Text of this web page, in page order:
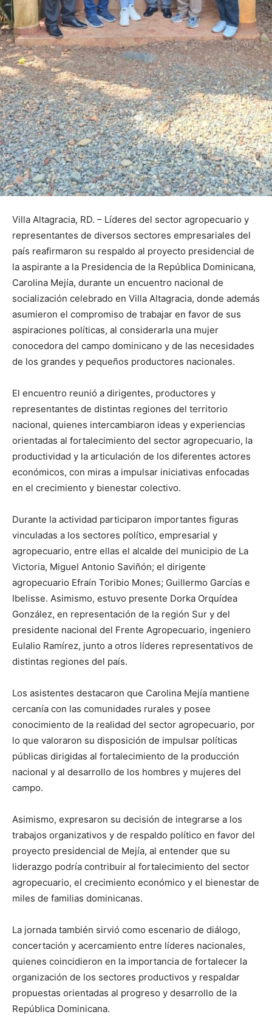
Villa Altagracia, RD. – Líderes del sector agropecuario y
representantes de diversos sectores empresariales del
país reafirmaron su respaldo al proyecto presidencial de
la aspirante a la Presidencia de la República Dominicana,
Carolina Mejía, durante un encuentro nacional de
socialización celebrado en Villa Altagracia, donde además
asumieron el compromiso de trabajar en favor de sus
aspiraciones políticas, al considerarla una mujer
conocedora del campo dominicano y de las necesidades
de los grandes y pequeños productores nacionales.
El encuentro reunió a dirigentes, productores y
representantes de distintas regiones del territorio
nacional, quienes intercambiaron ideas y experiencias
orientadas al fortalecimiento del sector agropecuario, la
productividad y la articulación de los diferentes actores
económicos, con miras a impulsar iniciativas enfocadas
en el crecimiento y bienestar colectivo.
Durante la actividad participaron importantes figuras
vinculadas a los sectores político, empresarial y
agropecuario, entre ellas el alcalde del municipio de La
Victoria, Miguel Antonio Saviñón; el dirigente
agropecuario Efraín Toribio Mones; Guillermo Garcías e
Ibelisse. Asimismo, estuvo presente Dorka Orquídea
González, en representación de la región Sur y del
presidente nacional del Frente Agropecuario, ingeniero
Eulalio Ramírez, junto a otros líderes representativos de
distintas regiones del país.
Los asistentes destacaron que Carolina Mejía mantiene
cercanía con las comunidades rurales y posee
conocimiento de la realidad del sector agropecuario, por
lo que valoraron su disposición de impulsar políticas
públicas dirigidas al fortalecimiento de la producción
nacional y al desarrollo de los hombres y mujeres del
campo.
Asimismo, expresaron su decisión de integrarse a los
trabajos organizativos y de respaldo político en favor del
proyecto presidencial de Mejía, al entender que su
liderazgo podría contribuir al fortalecimiento del sector
agropecuario, el crecimiento económico y el bienestar de
miles de familias dominicanas.
La jornada también sirvió como escenario de diálogo,
concertación y acercamiento entre líderes nacionales,
quienes coincidieron en la importancia de fortalecer la
organización de los sectores productivos y respaldar
propuestas orientadas al progreso y desarrollo de la
República Dominicana.